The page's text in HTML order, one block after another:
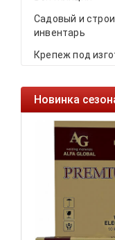
Садовый и
инвентарь
Крепеж под
Новинка